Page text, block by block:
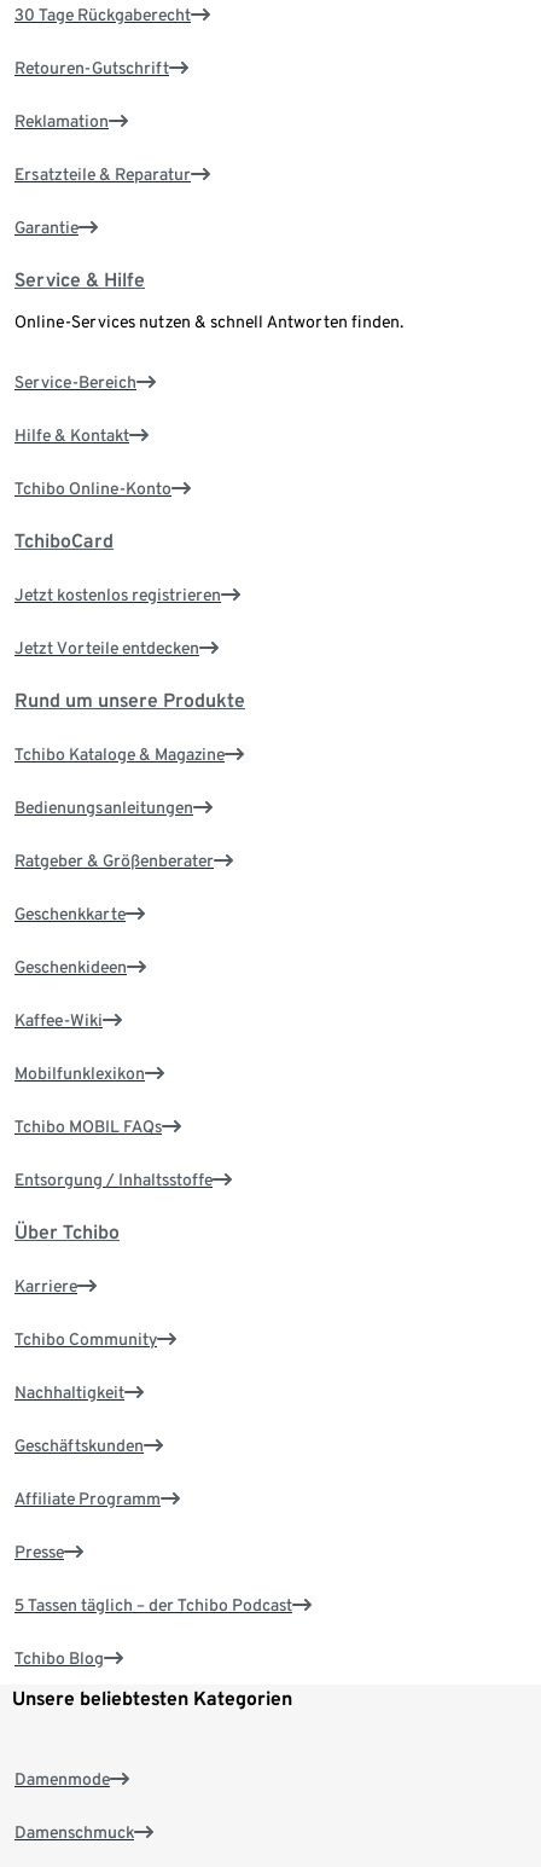
30 Tage Rückgaberecht
Retouren-Gutschrift
Reklamation
Ersatzteile & Reparatur
Garantie
Service & Hilfe
Online-Services nutzen & schnell Antworten finden.
Service-Bereich
Hilfe & Kontakt
Tchibo Online-Konto
TchiboCard
Jetzt kostenlos registrieren
Jetzt Vorteile entdecken
Rund um unsere Produkte
Tchibo Kataloge & Magazine
Bedienungsanleitungen
Ratgeber & Größenberater
Geschenkkarte
Geschenkideen
Kaffee-Wiki
Mobilfunklexikon
Tchibo MOBIL FAQs
Entsorgung / Inhaltsstoffe
Über Tchibo
Karriere
Tchibo Community
Nachhaltigkeit
Geschäftskunden
Affiliate Programm
Presse
5 Tassen täglich – der Tchibo Podcast
Tchibo Blog
Unsere beliebtesten Kategorien
Damenmode
Damenschmuck